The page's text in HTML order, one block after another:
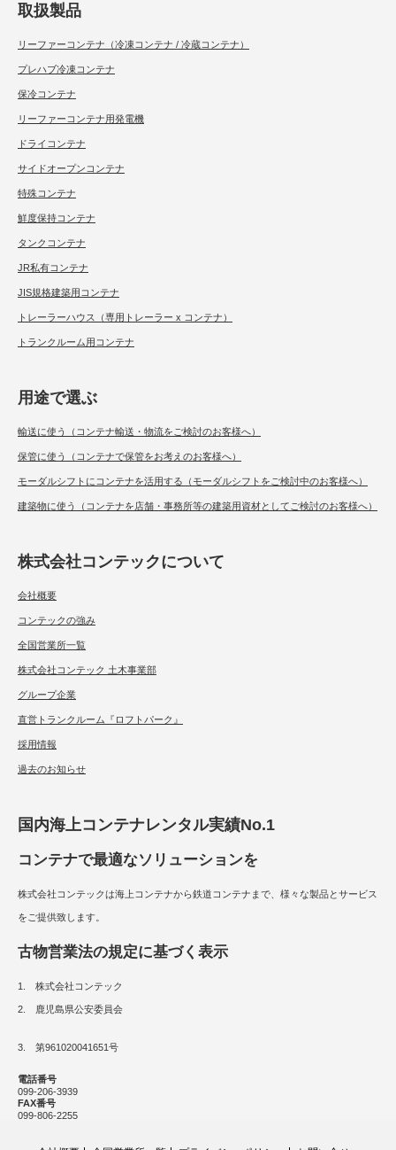
取扱製品
リーファーコンテナ（冷凍コンテナ / 冷蔵コンテナ）
プレハブ冷凍コンテナ
保冷コンテナ
リーファーコンテナ用発電機
ドライコンテナ
サイドオープンコンテナ
特殊コンテナ
鮮度保持コンテナ
タンクコンテナ
JR私有コンテナ
JIS規格建築用コンテナ
トレーラーハウス（専用トレーラー x コンテナ）
トランクルーム用コンテナ
用途で選ぶ
輸送に使う（コンテナ輸送・物流をご検討のお客様へ）
保管に使う（コンテナで保管をお考えのお客様へ）
モーダルシフトにコンテナを活用する（モーダルシフトをご検討中のお客様へ）
建築物に使う（コンテナを店舗・事務所等の建築用資材としてご検討のお客様へ）
株式会社コンテックについて
会社概要
コンテックの強み
全国営業所一覧
株式会社コンテック 土木事業部
グループ企業
直営トランクルーム『ロフトパーク』
採用情報
過去のお知らせ
国内海上コンテナレンタル実績No.1
コンテナで最適なソリューションを
株式会社コンテックは海上コンテナから鉄道コンテナまで、様々な製品とサービス
をご提供致します。
古物営業法の規定に基づく表示
1. 株式会社コンテック
2. 鹿児島県公安委員会
3. 第961020041651号
電話番号
099-206-3939
FAX番号
099-806-2255